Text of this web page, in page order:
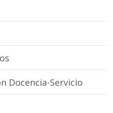
Docencia-Servicio